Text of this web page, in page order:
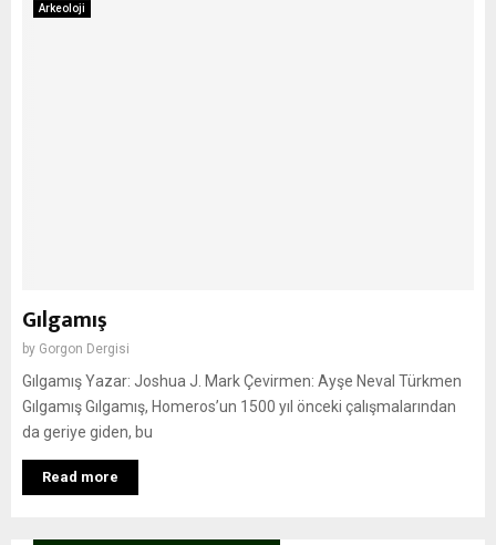
Arkeoloji
Gılgamış
by Gorgon Dergisi
Gılgamış Yazar: Joshua J. Mark Çevirmen: Ayşe Neval Türkmen
Gılgamış Gılgamış, Homeros’un 1500 yıl önceki çalışmalarından
da geriye giden, bu
Read more